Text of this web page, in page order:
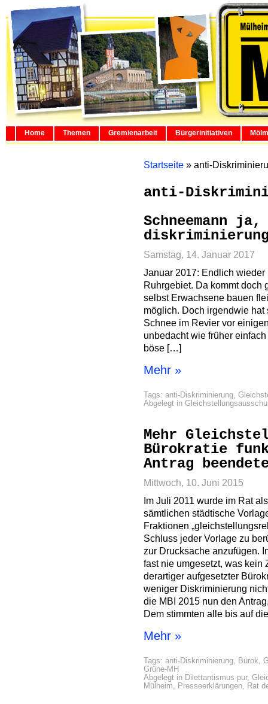
Home Themen Gremienarbeit Bürgerinitiativen
Startseite » anti-
anti-
Schneemann
Samstag, 14. Januar 2017
Januar 2017: Endlich
Ruhrgebiet. Da kommt doch
selbst Erwachsene bauen
möglich. Doch irgendwie
Schnee im Revier vor
unbedacht wie früher
böse […]
Mehr »
Tags: anti-Diskriminierung,
Abgelegt in
Mehr
Bürokratie
Antrag
Mittwoch, 10. Juni 2015
Im Juli 2011 wurde im Rat
sämtlichen städtische
Fraktionen
Schluss jeder Vorlage zu
zur Drucksache anzufügen.
fast nie umgesetzt, was kein
derartiger aufgesetzter
weniger Diskriminierung
die MBI 2015 nun den
Dem stimmten alle bis auf
Mehr »
Tags: anti-Diskriminierung, Bürok,
Grüne-MH
Abgelegt in Dilettantismus pur,
Mülheim, Presseerklärungen, Rat